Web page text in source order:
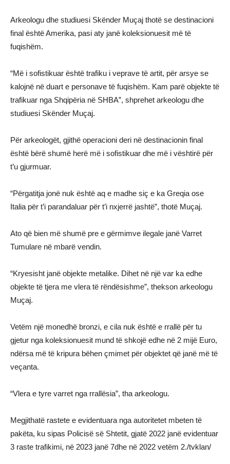
Arkeologu dhe studiuesi Skënder Muçaj thotë se destinacioni
final është Amerika, pasi aty janë koleksionuesit më të
fuqishëm.
“Më i sofistikuar është trafiku i veprave të artit, për arsye se
kalojnë në duart e personave të fuqishëm. Kam parë objekte të
trafikuar nga Shqipëria në SHBA”, shprehet arkeologu dhe
studiuesi Skënder Muçaj.
Për arkeologët, gjithë operacioni deri në destinacionin final
është bërë shumë herë më i sofistikuar dhe më i vështirë për
t’u gjurmuar.
“Përgatitja jonë nuk është aq e madhe siç e ka Greqia ose
Italia për t’i parandaluar për t’i nxjerrë jashtë”, thotë Muçaj.
Ato që bien më shumë pre e gërmimve ilegale janë Varret
Tumulare në mbarë vendin.
“Kryesisht janë objekte metalike. Dihet në një var ka edhe
objekte të tjera me vlera të rëndësishme”, thekson arkeologu
Muçaj.
Vetëm një monedhë bronzi, e cila nuk është e rrallë për tu
gjetur nga koleksionuesit mund të shkojë edhe në 2 mijë Euro,
ndërsa më të kripura bëhen çmimet për objektet që janë më të
veçanta.
“Vlera e tyre varret nga rrallësia”, tha arkeologu.
Megjithatë rastete e evidentuara nga autoritetet mbeten të
pakëta, ku sipas Policisë së Shtetit, gjatë 2022 janë evidentuar
3 raste trafikimi, në 2023 janë 7dhe në 2022 vetëm 2./tvklan/